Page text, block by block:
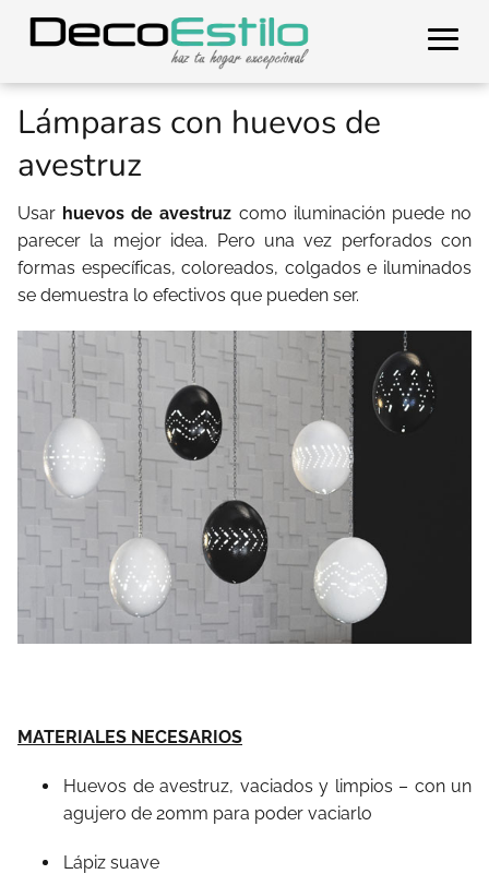
Lámparas con huevos de
avestruz
Usar huevos de avestruz como iluminación puede no
parecer la mejor idea. Pero una vez perforados con
formas específicas, coloreados, colgados e iluminados
se demuestra lo efectivos que pueden ser.
MATERIALES NECESARIOS
Huevos de avestruz, vaciados y limpios – con un
agujero de 20mm para poder vaciarlo
Lápiz suave